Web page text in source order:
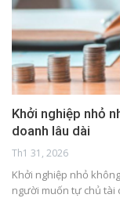
Khởi nghiệp nhỏ
doanh lâu dài
Th1 31, 2026
Khởi nghiệp nhỏ
người muốn tự chủ